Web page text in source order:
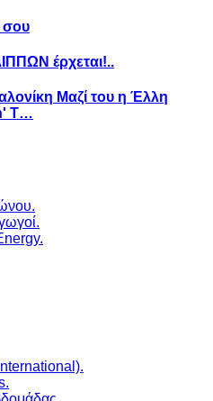
σου
έρχεται!..
Μαζί του η Έλλη
T…